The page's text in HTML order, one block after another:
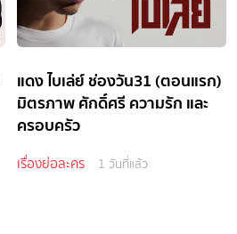
แดง ไบเล่ย์ ช่องวัน31 (ตอนแรก)
มิตรภาพ ศักดิ์ศรี ความรัก และ
ครอบครัว
เรื่องย่อละคร 1 วันที่แล้ว